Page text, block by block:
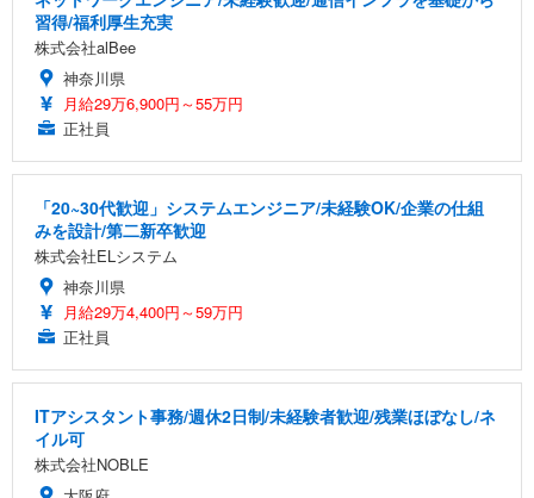
習得/福利厚生充実
株式会社alBee
神奈川県
月給29万6,900円～55万円
正社員
「20~30代歓迎」システムエンジニア/未経験OK/企業の仕組
みを設計/第二新卒歓迎
株式会社ELシステム
神奈川県
月給29万4,400円～59万円
正社員
ITアシスタント事務/週休2日制/未経験者歓迎/残業ほぼなし/ネ
イル可
株式会社NOBLE